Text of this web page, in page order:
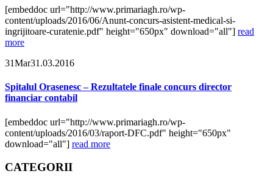
[embeddoc url="http://www.primariagh.ro/wp-
content/uploads/2016/06/Anunt-concurs-asistent-medical-si-
ingrijitoare-curatenie.pdf" height="650px" download="all"] read
more
31Mar31.03.2016
Spitalul Orasenesc – Rezultatele finale concurs director
financiar contabil
[embeddoc url="http://www.primariagh.ro/wp-
content/uploads/2016/03/raport-DFC.pdf" height="650px"
download="all"] read more
CATEGORII